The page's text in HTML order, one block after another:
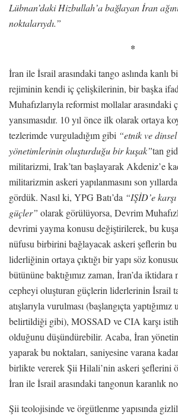
Lübnan’daki Hizbullah’a bağlayan İran
noktalarıydı.”
*
İran ile İsrail arasındaki tango aslında kanlı
rejiminin kendi iç çelişkilerinin, bir başka
Muhafızlarıyla reformist mollalar arasındaki
yansımasıdır. 10 yıl önce ilk olarak ortaya
tezlerimde vurguladığım gibi “etnik ve
yönetimlerinin oluşturduğu bir kuşak”tan
militarizmi, Irak’tan başlayarak Akdeniz’e
militarizmin askeri yapılanmasını son
gördük. Nasıl ki, YPG Batı’da “IŞİD’e
güçler” olarak görülüyorsa, Devrim
devrimi yayma konusu değiştirilerek, bu
nüfusu birbirini bağlayacak askeri şeflerin
liderliğinin ortaya çıktığı bir yapı söz
bütününe baktığımız zaman, İran’da iktidara
cepheyi oluşturan güçlerin liderlerinin İsrail
atışlarıyla vurulması (başlangıçta yaptığımız
belirtildiği gibi), MOSSAD ve CIA karşı
olduğunu düşündürebilir. Acaba, İran
yaparak bu noktaları, saniyesine varana
birlikte vererek Şii Hilali’nin askeri şeflerini
İran ile İsrail arasındaki tangonun karanlık
Şii teolojisinde ve örgütlenme yapısında